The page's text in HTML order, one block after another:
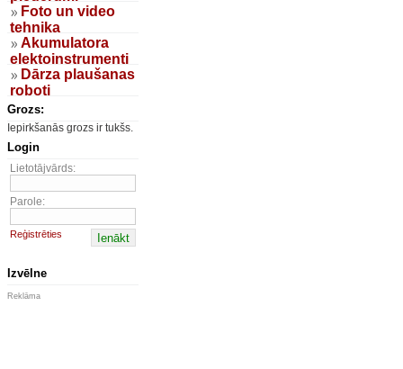
Foto un video
tehnika
Akumulatora
elektoinstrumenti
Dārza plaušanas
roboti
Grozs:
Iepirkšanās grozs ir tukšs.
Login
Lietotājvārds:
Parole:
Reģistrēties
Izvēlne
Reklāma